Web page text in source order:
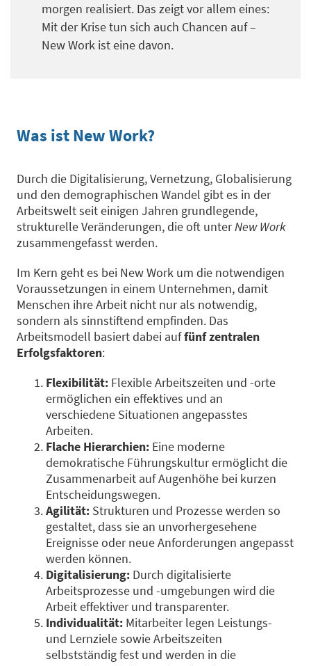
morgen realisiert. Das zeigt vor allem eines:
Mit der Krise tun sich auch Chancen auf –
New Work ist eine davon.
Was ist New Work?
Durch die Digitalisierung, Vernetzung, Globalisierung
und den demographischen Wandel gibt es in der
Arbeitswelt seit einigen Jahren grundlegende,
strukturelle Veränderungen, die oft unterNew Work
zusammengefasst werden.
Im Kern geht es bei New Work um die notwendigen
Voraussetzungen in einem Unternehmen, damit
Menschen ihre Arbeit nicht nur als notwendig,
sondern als sinnstiftend empfinden. Das
Arbeitsmodell basiert dabei auffünf zentralen
Erfolgsfaktoren:
Flexibilität: Flexible Arbeitszeiten und -orte
ermöglichen ein effektives und an
verschiedene Situationen angepasstes
Arbeiten.
Flache Hierarchien: Eine moderne
demokratische Führungskultur ermöglicht die
Zusammenarbeit auf Augenhöhe bei kurzen
Entscheidungswegen.
Agilität: Strukturen und Prozesse werden so
gestaltet, dass sie an unvorhergesehene
Ereignisse oder neue Anforderungen angepasst
werden können.
Digitalisierung: Durch digitalisierte
Arbeitsprozesse und -umgebungen wird die
Arbeit effektiver und transparenter.
Individualität: Mitarbeiter legen Leistungs-
und Lernziele sowie Arbeitszeiten
selbstständig fest und werden in die